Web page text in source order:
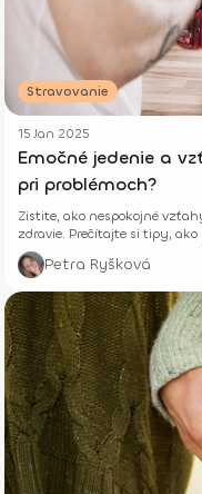
Stravovanie
15 Jan 2025
Emočné jedenie a
pri problémoch?
Zistite, ako nespokojné
zdravie. Prečítajte si tipy,
Petra Ryšková